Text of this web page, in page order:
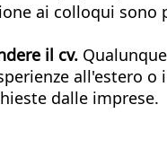
ai colloqui
il cv.
all'estero
dalle imprese.